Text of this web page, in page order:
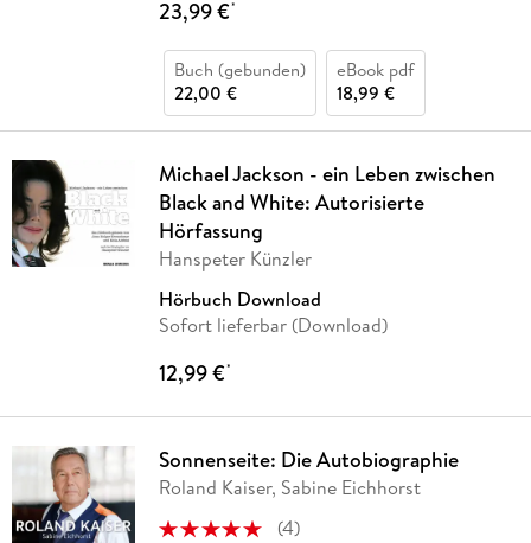
23,99 €*
Buch (gebunden)
22,00 €
eBook pdf
18,99 €
Michael Jackson - ein Leben zwischen
Black and White: Autorisierte
Hörfassung
Hanspeter Künzler
Hörbuch Download
Sofort lieferbar (Download)
12,99 €*
Sonnenseite: Die Autobiographie
Roland Kaiser, Sabine Eichhorst
(4)